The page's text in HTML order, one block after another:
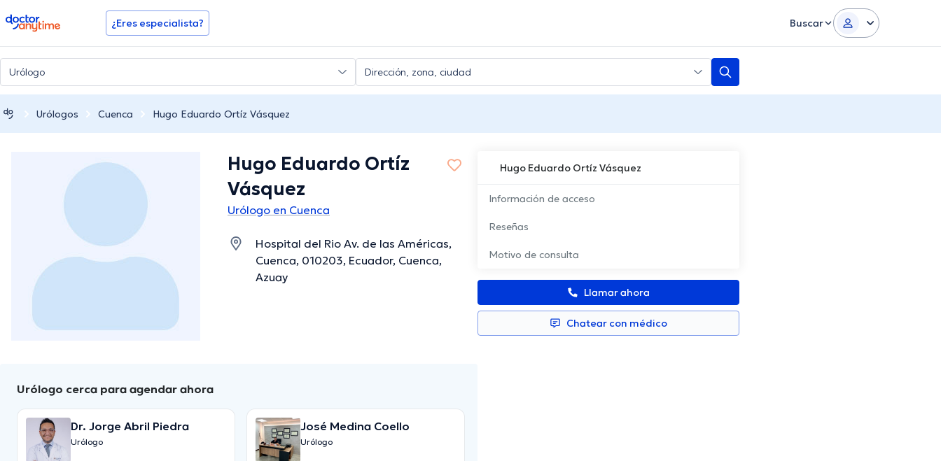
doctoranytime ¿Eres especialista? Buscar
Urólogos Cuenca Hugo Eduardo Ortíz Vásquez
Hugo Eduardo Ortíz Vásquez
Información de acceso
Reseñas
Motivo de consulta
Llamar ahora
Chatear con médico
Hugo Eduardo Ortíz
Vásquez
Urólogo en Cuenca
Hospital del Rio Av. de las Américas,
Cuenca, 010203, Ecuador, Cuenca,
Azuay
Urólogo cerca para agendar ahora
Dr. Jorge Abril Piedra
Urólogo
José Medina Coello
Urólogo